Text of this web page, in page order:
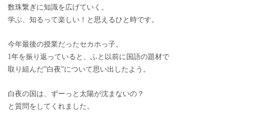
数珠繋ぎに知識を広げていく。
学ぶ、知るって楽しい！と思えるひと時です。
今年最後の授業だったセカホっ子。
1年を振り返っていると、ふと以前に国語の題材で
取り組んだ”白夜”について思い出したよう。
白夜の国は、ずーっと太陽が沈まないの？
と質問をしてくれました。